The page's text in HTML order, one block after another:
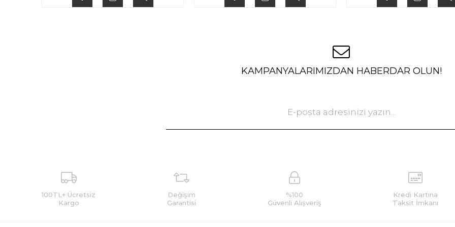
KAMPANYALARIMIZDAN HABERDAR OLUN!
100TL+ Ücretsiz
Kargo
Değişim
Garantisi
%100
Güvenli Alışveriş
Kredi Kartına
Taksit İmkanı